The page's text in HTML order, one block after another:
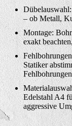
– ob Metall,
Montage:
exakt
Statiker
Edelstahl A4
aggressive